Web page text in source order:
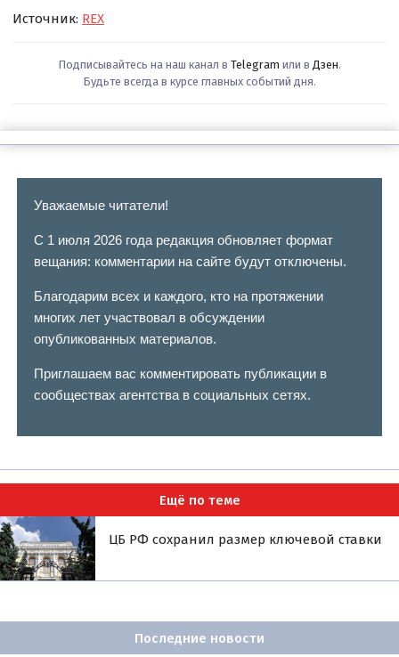
Источник: REX
Подписывайтесь на наш канал в Telegram или в Дзен.
Будьте всегда в курсе главных событий дня.
Уважаемые читатели!
С 1 июля 2026 года редакция обновляет формат
вещания: комментарии на сайте будут отключены.
Благодарим всех и каждого, кто на протяжении
многих лет участвовал в обсуждении
опубликованных материалов.
Приглашаем вас комментировать публикации в
сообществах агентства в социальных сетях.
Ещё по теме
ЦБ РФ сохранил размер ключевой ставки
Последние новости